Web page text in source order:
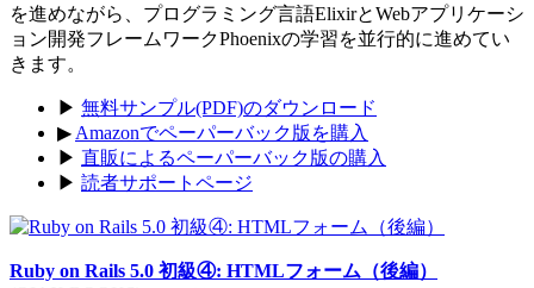
を進めながら、プログラミング言語ElixirとWebアプリケーシ
ョン開発フレームワークPhoenixの学習を並行的に進めてい
きます。
▶ 無料サンプル(PDF)のダウンロード
▶ Amazonでペーパーバック版を購入
▶ 直販によるペーパーバック版の購入
▶ 読者サポートページ
Ruby on Rails 5.0 初級④: HTMLフォーム（後編）